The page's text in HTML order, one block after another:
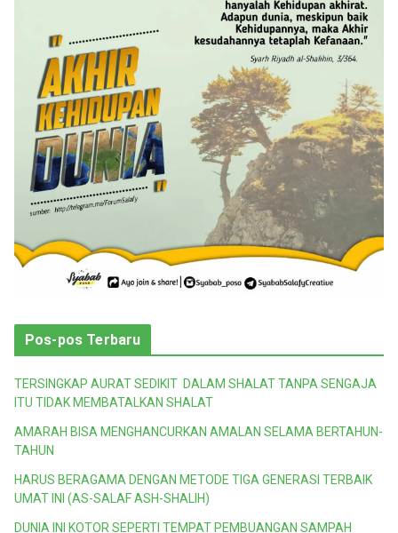
Pos-pos Terbaru
TERSINGKAP AURAT SEDIKIT DALAM SHALAT TANPA SENGAJA
ITU TIDAK MEMBATALKAN SHALAT
AMARAH BISA MENGHANCURKAN AMALAN SELAMA BERTAHUN-
TAHUN
HARUS BERAGAMA DENGAN METODE TIGA GENERASI TERBAIK
UMAT INI (AS-SALAF ASH-SHALIH)
DUNIA INI KOTOR SEPERTI TEMPAT PEMBUANGAN SAMPAH